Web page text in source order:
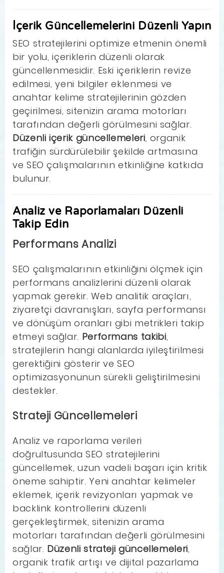
İçerik Güncellemelerini Düzenli Yapın
SEO stratejilerini optimize etmenin önemli
bir yolu, içeriklerin düzenli olarak
güncellenmesidir. Eski içeriklerin revize
edilmesi, yeni bilgiler eklenmesi ve
anahtar kelime stratejilerinin gözden
geçirilmesi, sitenizin arama motorları
tarafından değerli görülmesini sağlar.
Düzenli içerik güncellemeleri, organik
trafiğin sürdürülebilir şekilde artmasına
ve SEO çalışmalarının etkinliğine katkıda
bulunur.
Analiz ve Raporlamaları Düzenli
Takip Edin
Performans Analizi
SEO çalışmalarının etkinliğini ölçmek için
performans analizlerini düzenli olarak
yapmak gerekir. Web analitik araçları,
ziyaretçi davranışları, sayfa performansı
ve dönüşüm oranları gibi metrikleri takip
etmeyi sağlar. Performans takibi,
stratejilerin hangi alanlarda iyileştirilmesi
gerektiğini gösterir ve SEO
optimizasyonunun sürekli geliştirilmesini
destekler.
Strateji Güncellemeleri
Analiz ve raporlama verileri
doğrultusunda SEO stratejilerini
güncellemek, uzun vadeli başarı için kritik
öneme sahiptir. Yeni anahtar kelimeler
eklemek, içerik revizyonları yapmak ve
backlink kontrollerini düzenli
gerçekleştirmek, sitenizin arama
motorları tarafından değerli görülmesini
sağlar. Düzenli strateji güncellemeleri,
organik trafik artışı ve dijital pazarlama